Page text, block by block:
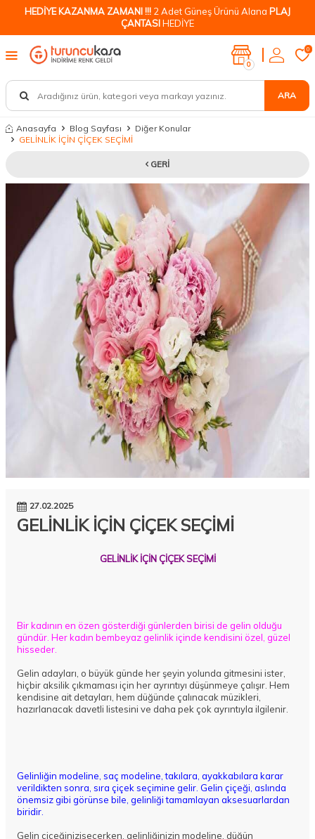
HEDİYE KAZANMA ZAMANI !!! 2 Adet Güneş Ürünü Alana PLAJ
ÇANTASIHEDİYE
ARA
0
0
Anasayfa Blog Sayfası
Diğer Konular
GELİNLİK İÇİN ÇİÇEK SEÇİMİ
GERI
27.02.2025
GELİNLİK İÇİN ÇİÇEK SEÇİMİ
GELİNLİK İÇİN ÇİÇEK SEÇİMİ
Bir kadının en özen gösterdiği günlerden birisi de gelin olduğu
gündür. Her kadın bembeyaz gelinlik içinde kendisini özel, güzel
hisseder.
Gelin adayları, o büyük günde her şeyin yolunda gitmesini ister,
hiçbir aksilik çıkmaması için her ayrıntıyı düşünmeye çalışır. Hem
kendisine ait detayları, hem düğünde çalınacak müzikleri,
hazırlanacak davetli listesini ve daha pek çok ayrıntıyla ilgilenir.
Gelinliğin modeline, saç modeline, takılara, ayakkabılara karar
verildikten sonra, sıra çiçek seçimine gelir. Gelin çiçeği, aslında
önemsiz gibi görünse bile, gelinliği tamamlayan aksesuarlardan
biridir.
Gelin çiçeğiniziseçerken, gelinliğinizin modeline, düğün